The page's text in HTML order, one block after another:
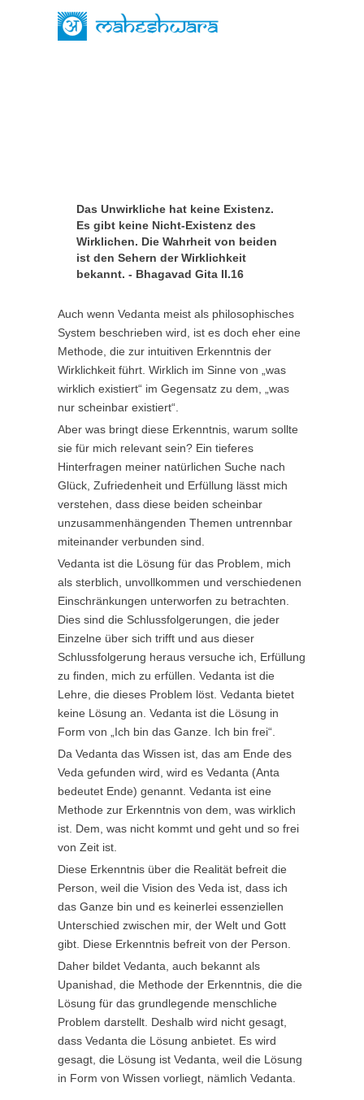
Das Unwirkliche hat keine Existenz.
Es gibt keine Nicht-Existenz des
Wirklichen. Die Wahrheit von beiden
ist den Sehern der Wirklichkeit
bekannt. - Bhagavad Gita II.16
Auch wenn Vedanta meist als philosophisches
System beschrieben wird, ist es doch eher eine
Methode, die zur intuitiven Erkenntnis der
Wirklichkeit führt. Wirklich im Sinne von „was
wirklich existiert“ im Gegensatz zu dem, „was
nur scheinbar existiert“.
Aber was bringt diese Erkenntnis, warum sollte
sie für mich relevant sein? Ein tieferes
Hinterfragen meiner natürlichen Suche nach
Glück, Zufriedenheit und Erfüllung lässt mich
verstehen, dass diese beiden scheinbar
unzusammenhängenden Themen untrennbar
miteinander verbunden sind.
Vedanta ist die Lösung für das Problem, mich
als sterblich, unvollkommen und verschiedenen
Einschränkungen unterworfen zu betrachten.
Dies sind die Schlussfolgerungen, die jeder
Einzelne über sich trifft und aus dieser
Schlussfolgerung heraus versuche ich, Erfüllung
zu finden, mich zu erfüllen. Vedanta ist die
Lehre, die dieses Problem löst. Vedanta bietet
keine Lösung an. Vedanta ist die Lösung in
Form von „Ich bin das Ganze. Ich bin frei“.
Da Vedanta das Wissen ist, das am Ende des
Veda gefunden wird, wird es Vedanta (Anta
bedeutet Ende) genannt. Vedanta ist eine
Methode zur Erkenntnis von dem, was wirklich
ist. Dem, was nicht kommt und geht und so frei
von Zeit ist.
Diese Erkenntnis über die Realität befreit die
Person, weil die Vision des Veda ist, dass ich
das Ganze bin und es keinerlei essenziellen
Unterschied zwischen mir, der Welt und Gott
gibt. Diese Erkenntnis befreit von der Person.
Daher bildet Vedanta, auch bekannt als
Upanishad, die Methode der Erkenntnis, die die
Lösung für das grundlegende menschliche
Problem darstellt. Deshalb wird nicht gesagt,
dass Vedanta die Lösung anbietet. Es wird
gesagt, die Lösung ist Vedanta, weil die Lösung
in Form von Wissen vorliegt, nämlich Vedanta.